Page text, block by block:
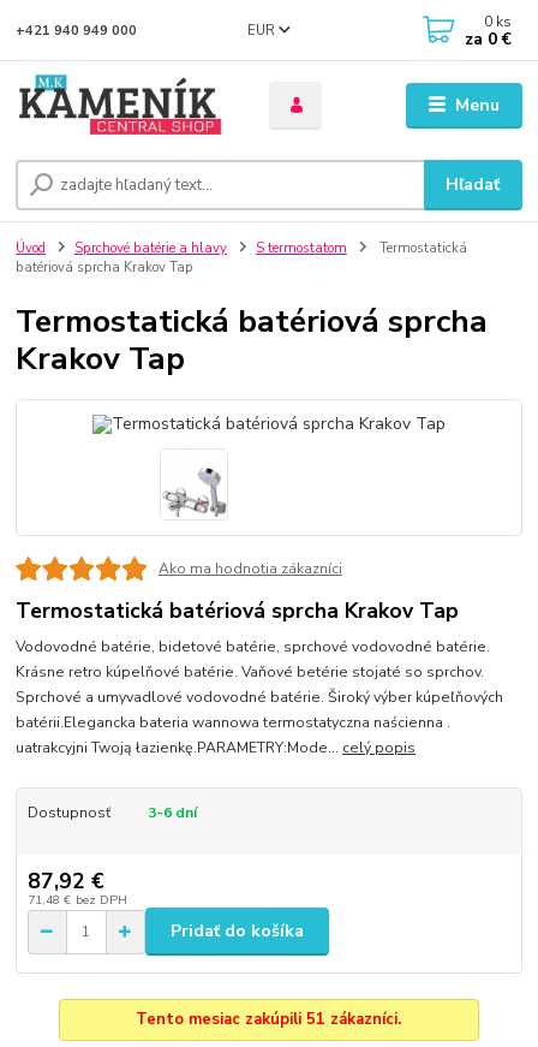
Menu
EUR
Hľadať
+421 940 949 000 0 ks
za 0 €
Úvod Sprchové batérie a hlavy S termostatom
Termostatická
batériová sprcha Krakov Tap
Termostatická batériová sprcha
Krakov Tap
Ako ma hodnotia zákazníci
Termostatická batériová sprcha Krakov Tap
Vodovodné batérie, bidetové batérie, sprchové vodovodné batérie.
Krásne retro kúpelňové batérie. Vaňové betérie stojaté so sprchov.
Sprchové a umyvadlové vodovodné batérie. Široký výber kúpeľňových
batérii.Elegancka bateria wannowa termostatyczna naścienna .
uatrakcyjni Twoją łazienkę.PARAMETRY:Mode... celý popis
Dostupnosť 3-6 dní
87,92 €
71,48 € bez DPH
Pridať do košíka
Tento mesiac zakúpili 51 zákazníci.